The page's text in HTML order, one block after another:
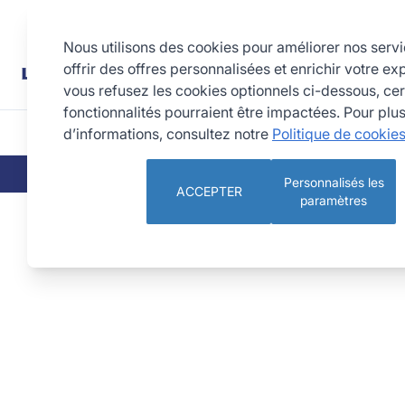
CUISINEPÂTISSERIE
NOS
Nous utilisons des cookies pour améliorer nos
offrir des offres personnalisées et enrichir votre
vous refusez les cookies optionnels ci-dessous,
fonctionnalités pourraient être impactées. Pour plus
d’informations, consultez notre Politique de cookies
ACCEPTER
Personnalisés les
paramètres